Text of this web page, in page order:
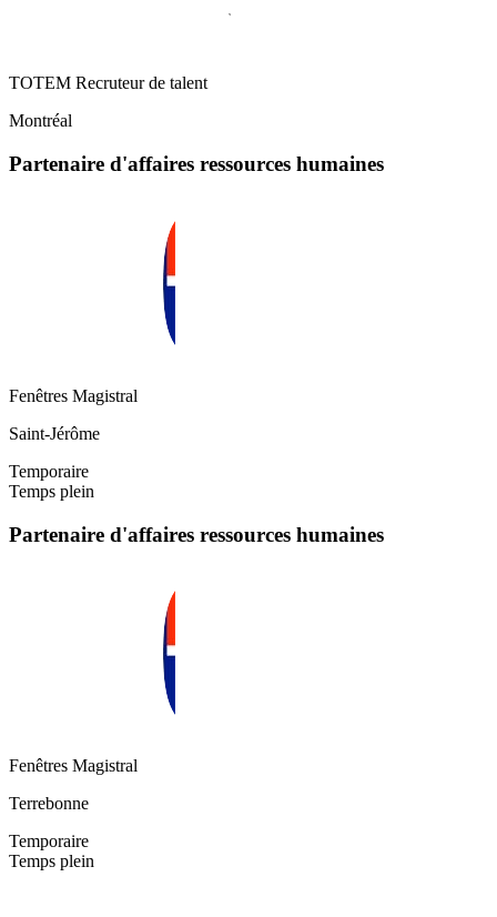
TOTEM Recruteur de talent
Montréal
Partenaire d'affaires ressources humaines
Fenêtres Magistral
Saint-Jérôme
Temporaire
Temps plein
Partenaire d'affaires ressources humaines
Fenêtres Magistral
Terrebonne
Temporaire
Temps plein